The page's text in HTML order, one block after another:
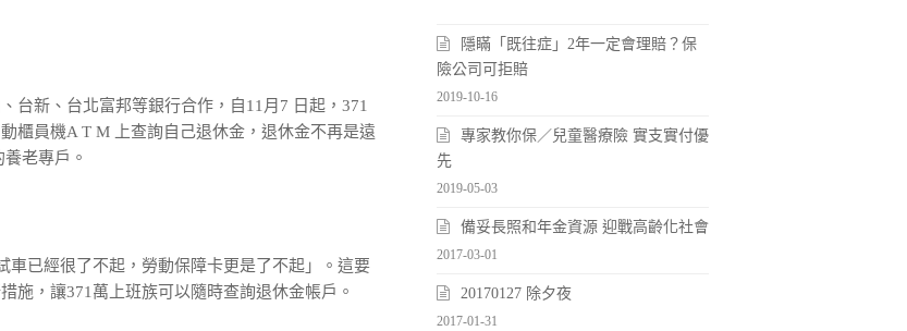
台新、台北富邦等銀行合作，自11月7 日起，371
櫃員機A T M 上查詢自己退休金，退休金不再是遠
老專戶。
車已經很了不起，勞動保障卡更是了不起」。這要
施，讓371萬上班族可以隨時查詢退休金帳戶。
隱瞞「既往症」2年一定會理賠？保
險公司可拒賠
2019-10-16
專家教你保／兒童醫療險 實支實付優
先
2019-05-03
備妥長照和年金資源 迎戰高齡化社會
2017-03-01
20170127 除夕夜
2017-01-31